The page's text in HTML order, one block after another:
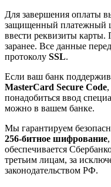
Для завершения оплаты
защищенный платежный
ввести реквизиты карты.
заранее. Все данные
протоколу SSL.
Если ваш банк
MasterCard Secure Code
понадобиться ввод
можно в вашем банке.
Мы гарантируем
256-битное шифрование
обеспечивается
третьим лицам, за
законодательством РФ.